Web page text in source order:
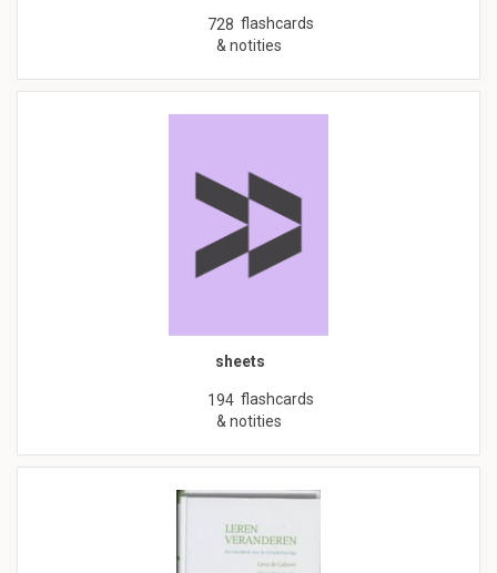
728 flashcards
& notities
sheets
194 flashcards
& notities